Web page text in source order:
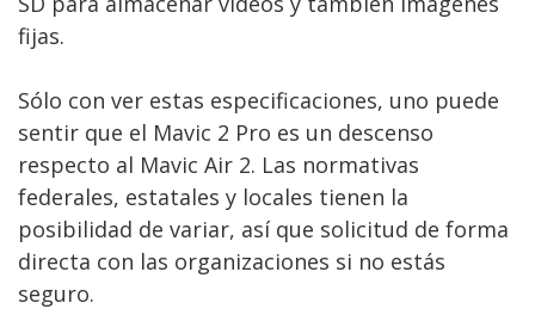
fijas.
Sólo con ver estas especificaciones, uno puede
sentir que el Mavic 2 Pro es un descenso
respecto al Mavic Air 2. Las normativas
federales, estatales y locales tienen la
posibilidad de variar, así que solicitud de forma
directa con las organizaciones si no estás
seguro.